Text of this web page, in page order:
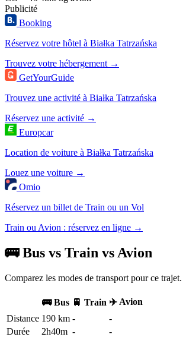
Publicité
Booking
Réservez votre hôtel à Białka Tatrzańska
Trouvez votre hébergement →
GetYourGuide
Trouvez une activité à Białka Tatrzańska
Réservez une activité →
Europcar
Location de voiture à Białka Tatrzańska
Louez une voiture →
Omio
Réservez un billet de Train ou un Vol
Train ou Avion : réservez en ligne →
🚌 Bus vs Train vs Avion
Comparez les modes de transport pour ce trajet.
🚌 Bus 🚆 Train ✈️ Avion
Distance 190 km -
-
Durée
2h40m -
-